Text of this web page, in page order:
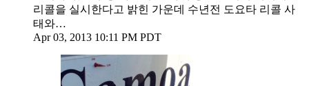
리콜을 실시한다고 밝힌 가운데 수년전 도요타 리콜 사
태와…
Apr 03, 2013 10:11 PM PDT